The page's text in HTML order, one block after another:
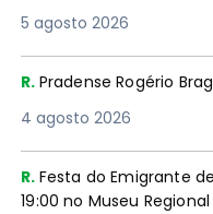
5 agosto 2026
R. Pradense Rogério
4 agosto 2026
R. Festa do Emigrante
19:00 no Museu Regional